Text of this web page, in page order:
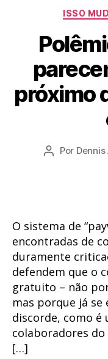
ISSO
próximo
Autor
Por
O sistema de
encontradas de
duramente
defendem que o
gratuito – não
mas porque já se
discorde, como é
colaboradores
[…]